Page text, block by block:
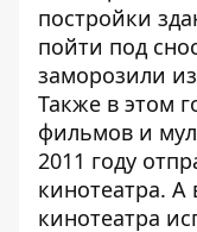
постройки
пойти под
заморозили
Также в этом
фильмов и
2011 году
кинотеатра. А
кинотеатра